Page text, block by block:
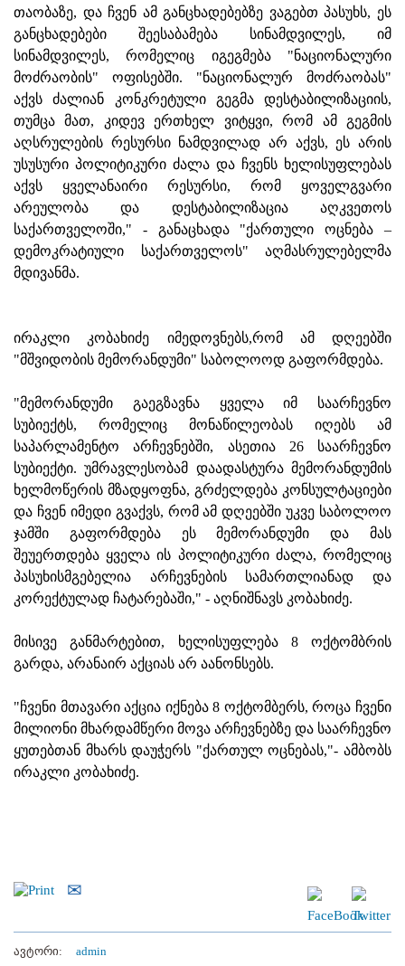
თაობაზე, და ჩვენ ამ განცხადებებზე ვაგებთ პასუხს, ეს
განცხადებები შეესაბამება სინამდვილეს, იმ
სინამდვილეს, რომელიც იგეგმება "ნაციონალური
მოძრაობის" ოფისებში. "ნაციონალურ მოძრაობას"
აქვს ძალიან კონკრეტული გეგმა დესტაბილიზაციის,
თუმცა მათ, კიდევ ერთხელ ვიტყვი, რომ ამ გეგმის
აღსრულების რესურსი ნამდვილად არ აქვს, ეს არის
უსუსური პოლიტიკური ძალა და ჩვენს ხელისუფლებას
აქვს ყველანაირი რესურსი, რომ ყოველგვარი
არეულობა და დესტაბილიზაცია აღკვეთოს
საქართველოში," - განაცხადა "ქართული ოცნება –
დემოკრატიული საქართველოს" აღმასრულებელმა
მდივანმა.
ირაკლი კობახიძე იმედოვნებს,რომ ამ დღეებში
"მშვიდობის მემორანდუმი" საბოლოოდ გაფორმდება.
"მემორანდუმი გაეგზავნა ყველა იმ საარჩევნო
სუბიექტს, რომელიც მონაწილეობას იღებს ამ
საპარლამენტო არჩევნებში, ასეთია 26 საარჩევნო
სუბიექტი. უმრავლესობამ დაადასტურა მემორანდუმის
ხელმოწერის მზადყოფნა, გრძელდება კონსულტაციები
და ჩვენ იმედი გვაქვს, რომ ამ დღეებში უკვე საბოლოო
ჯამში გაფორმდება ეს მემორანდუმი და მას
შეუერთდება ყველა ის პოლიტიკური ძალა, რომელიც
პასუხისმგებელია არჩევნების სამართლიანად და
კორექტულად ჩატარებაში," - აღნიშნავს კობახიძე.
მისივე განმარტებით, ხელისუფლება 8 ოქტომბრის
გარდა, არანაირ აქციას არ აანონსებს.
"ჩვენი მთავარი აქცია იქნება 8 ოქტომბერს, როცა ჩვენი
მილიონი მხარდამწერი მოვა არჩევნებზე და საარჩევნო
ყუთებთან მხარს დაუჭერს "ქართულ ოცნებას,"- ამბობს
ირაკლი კობახიძე.
ავტორი: admin